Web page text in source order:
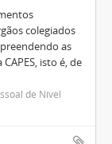
colegiados
as
isto é, de
de Nível